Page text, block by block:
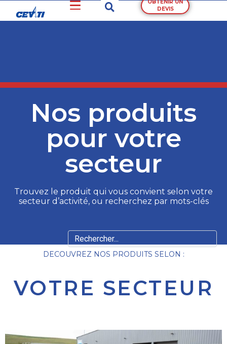
OBTENIR UN
DEVIS
Nos produits
pour votre
secteur
Trouvez le produit qui vous convient selon votre
secteur d’activité, ou recherchez par mots-clés
DECOUVREZ NOS PRODUITS SELON :
VOTRE SECTEUR